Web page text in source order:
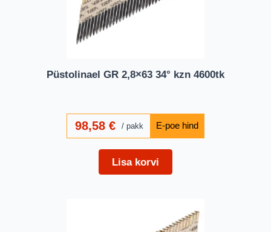
Püstolinael GR 2,8×63 34° kzn 4600tk
98,58€ pakk
Lisa korvi